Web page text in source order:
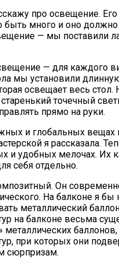
про освещение. Его
быть много и оно
— мы поставили
— для каждого
мы установили
освещает весь стол.
точечный
прямо на руки.
и глобальных вещах
я рассказала.
и удобных мелочах. Их
себя отдельно.
Он
На балконе я бы
металлический
на балконе весьма
металлических
при которых они
сюрпризам.